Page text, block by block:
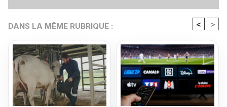
DANS LA MÊME RUBRIQUE : < >